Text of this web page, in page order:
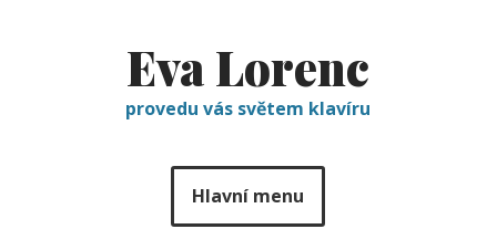
Eva Lorenc
provedu vás světem klavíru
Hlavní menu